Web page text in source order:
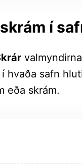
í
hvaða safn
eða skrám.